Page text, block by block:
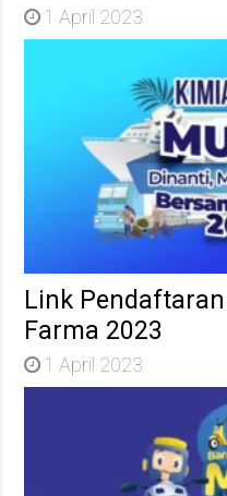
1 April 2023
Link
Farma 2023
1 April 2023